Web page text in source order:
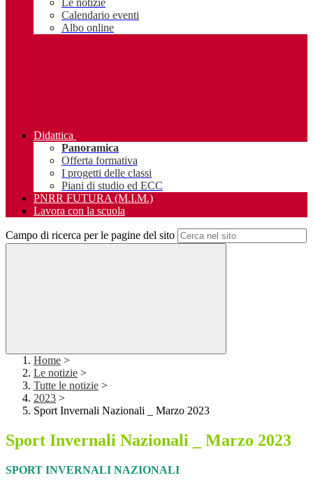
Le notizie
Calendario eventi
Albo online
Didattica
Panoramica
Offerta formativa
I progetti delle classi
Piani di studio ed ECC
PNRR FUTURA (M.I.M.)
Lavora con la scuola
Campo di ricerca per le pagine del sito
Home >
Le notizie >
Tutte le notizie >
2023 >
Sport Invernali Nazionali _ Marzo 2023
Sport Invernali Nazionali _ Marzo 2023
SPORT INVERNALI NAZIONALI